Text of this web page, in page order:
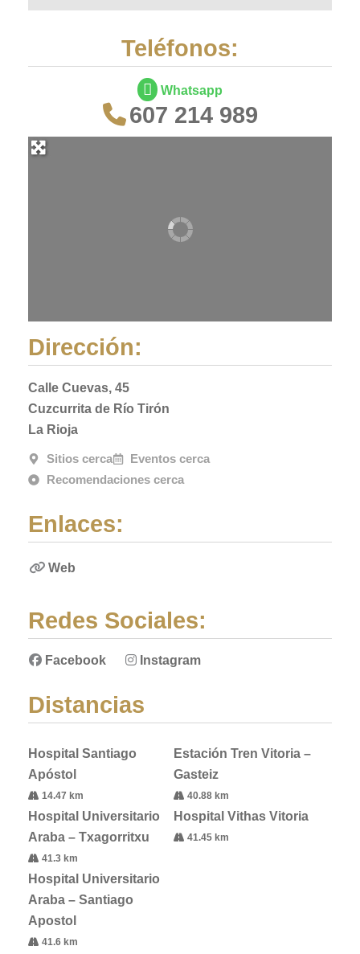
Teléfonos:
Whatsapp
607 214 989
Dirección:
Calle Cuevas, 45
Cuzcurrita de Río Tirón
La Rioja
Sitios cerca
Eventos cerca
Recomendaciones cerca
Enlaces:
Web
Redes Sociales:
Facebook Instagram
Distancias
Hospital Santiago
Apóstol
14.47 km
Estación Tren Vitoria –
Gasteiz
40.88 km
Hospital Universitario
Araba – Txagorritxu
41.3 km
Hospital Vithas Vitoria
41.45 km
Hospital Universitario
Araba – Santiago
Apostol
41.6 km